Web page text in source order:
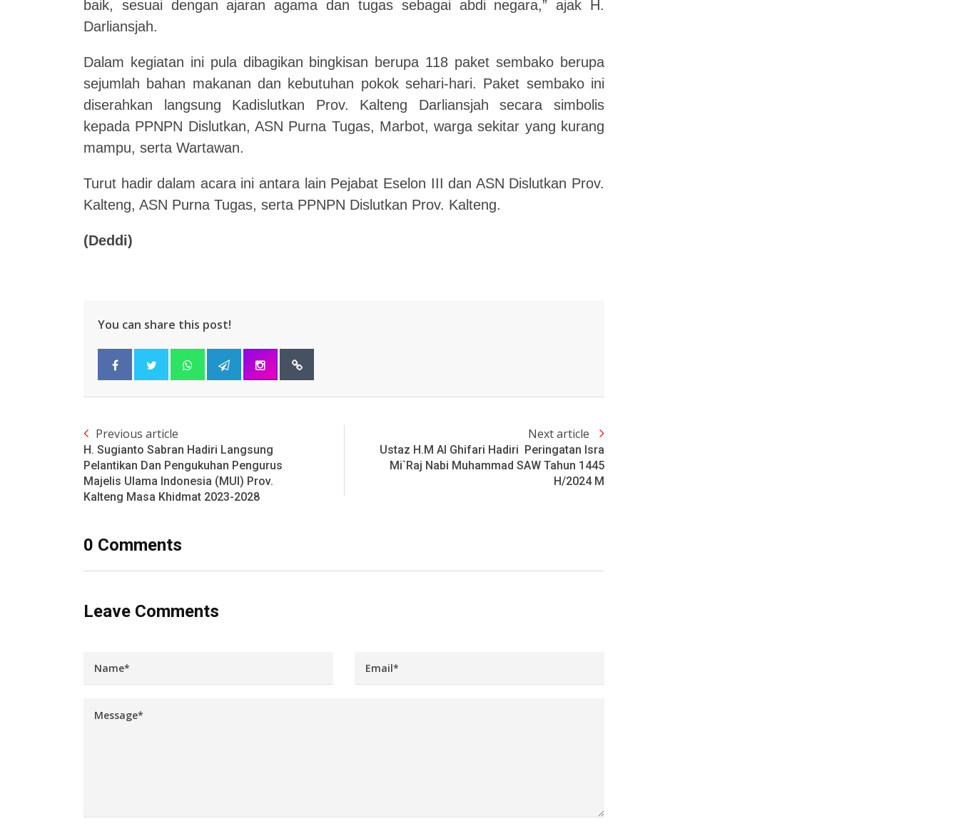
baik, sesuai dengan ajaran agama dan tugas sebagai abdi negara,” ajak H.
Darliansjah.
Dalam kegiatan ini pula dibagikan bingkisan berupa 118 paket sembako berupa
sejumlah bahan makanan dan kebutuhan pokok sehari-hari. Paket sembako ini
diserahkan langsung Kadislutkan Prov. Kalteng Darliansjah secara simbolis
kepada PPNPN Dislutkan, ASN Purna Tugas, Marbot, warga sekitar yang kurang
mampu, serta Wartawan.
Turut hadir dalam acara ini antara lain Pejabat Eselon III dan ASN Dislutkan Prov.
Kalteng, ASN Purna Tugas, serta PPNPN Dislutkan Prov. Kalteng.
(Deddi)
You can share this post!
Previous article
H. Sugianto Sabran Hadiri Langsung
Pelantikan Dan Pengukuhan Pengurus
Majelis Ulama Indonesia (MUI) Prov.
Kalteng Masa Khidmat 2023-2028
Next article
Ustaz H.M Al Ghifari Hadiri Peringatan Isra
Mi`raj Nabi Muhammad SAW Tahun 1445
H/2024 M
0 Comments
Leave Comments